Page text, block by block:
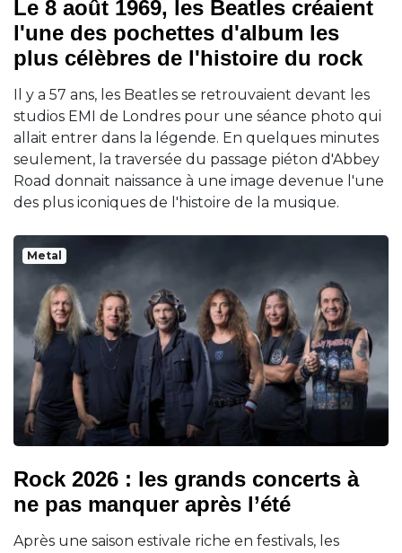
Le 8 août 1969, les Beatles créaient
l'une des pochettes d'album les
plus célèbres de l'histoire du rock
Il y a 57 ans, les Beatles se retrouvaient devant les
studios EMI de Londres pour une séance photo qui
allait entrer dans la légende. En quelques minutes
seulement, la traversée du passage piéton d'Abbey
Road donnait naissance à une image devenue l'une
des plus iconiques de l'histoire de la musique.
Metal
Rock 2026 : les grands concerts à
ne pas manquer après l’été
Après une saison estivale riche en festivals, les